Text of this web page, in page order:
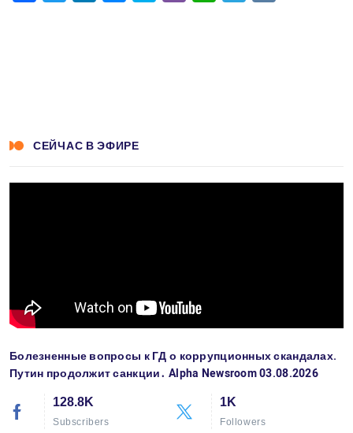
СЕЙЧАС В ЭФИРЕ
Болезненные вопросы к ГД о коррупционных скандалах.
Путин продолжит санкции․ Alpha Newsroom 03.08.2026
128.8K
Subscribers
1K
Followers